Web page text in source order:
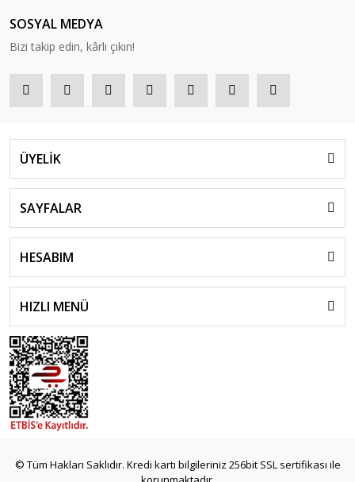
SOSYAL MEDYA
Bizi takip edin, kârlı çıkın!
ÜYELİK
SAYFALAR
HESABIM
HIZLI MENÜ
© Tüm Hakları Saklıdır. Kredi kartı bilgileriniz 256bit SSL sertifikası ile